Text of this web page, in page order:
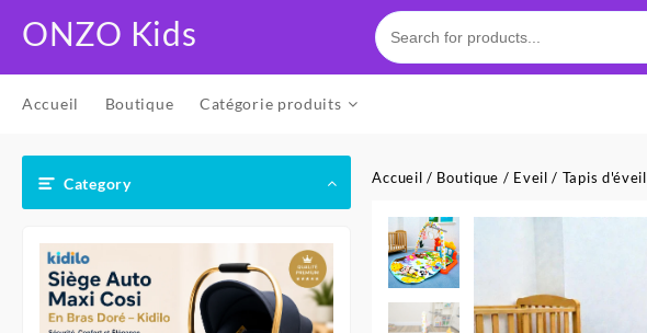
ONZO Kids
Accueil Boutique Catégorie produits
Category Accueil / Boutique / Eveil / Tapis d'éveil